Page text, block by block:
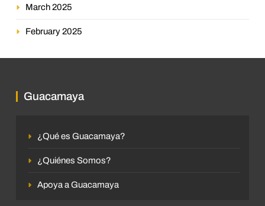
March 2025
February 2025
Guacamaya
¿Qué es Guacamaya?
¿Quiénes Somos?
Apoya a Guacamaya